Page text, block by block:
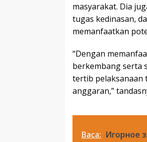
masyarakat. Dia
tugas kedinasan,
memanfaatkan
“Dengan
berkembang serta
tertib pelaksanaan
anggaran,”
Baca: Игорное